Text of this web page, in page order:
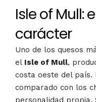
Isle of Mull:
carácter
Uno de los quesos
el Isle of Mull,
costa oeste del país.
comparado con los
personalidad propia.